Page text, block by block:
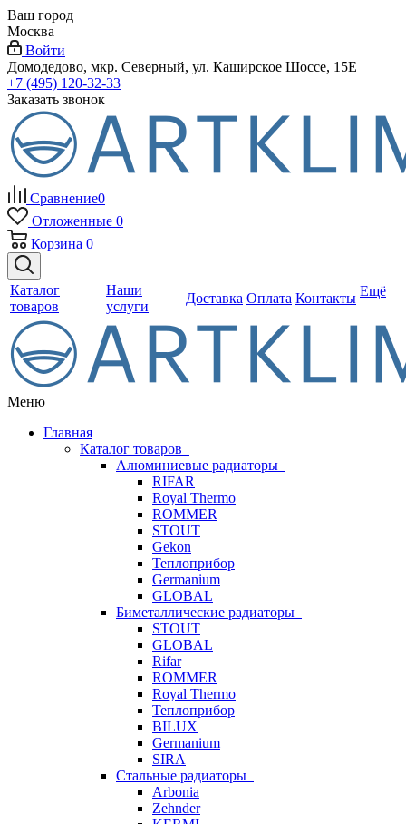
Ваш город
Москва
Войти
Домодедово, мкр. Северный, ул. Каширское Шоссе, 15Е
+7 (495) 120-32-33
Заказать звонок
Сравнение0
Отложенные 0
Корзина 0
Каталог
товаров
Наши
услуги
Доставка Оплата Контакты Ещё
Меню
Главная
Каталог товаров
Алюминиевые радиаторы
RIFAR
Royal Thermo
ROMMER
STOUT
Gekon
Теплоприбор
Germanium
GLOBAL
Биметаллические радиаторы
STOUT
GLOBAL
Rifar
ROMMER
Royal Thermo
Теплоприбор
BILUX
Germanium
SIRA
Стальные радиаторы
Arbonia
Zehnder